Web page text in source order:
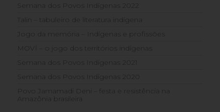
Semana dos Povos Indígenas 2022
Talin – tabuleiro de literatura indígena
Jogo da memória – Indígenas e profissões
MOVÍ – o jogo dos territórios indígenas
Semana dos Povos Indígenas 2021
Semana dos Povos Indígenas 2020
Povo Jamamadi Deni – festa e resistência na
Amazônia brasileira